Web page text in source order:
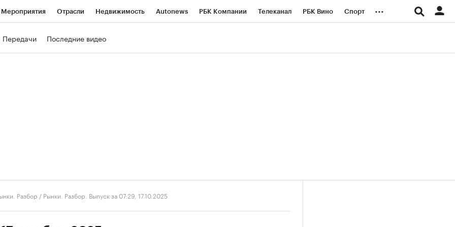
Мероприятия Отрасли Недвижимость Autonews РБК Компании Телеканал РБК Вино Спорт ...
Передачи Последние видео
Разбор / Рынки. Разбор. Выпуск за 07:29, 17.10.2025